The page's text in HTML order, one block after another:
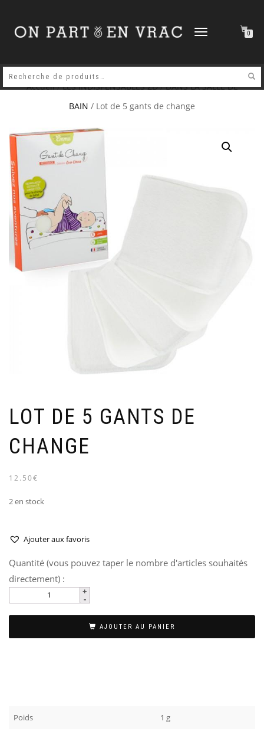
DÉPLIER
0
Accueil/LES INDISPENSABLES ZD/DANS LA SALLE DE
BAIN / Lot de 5 gants de change
LOT DE 5 GANTS DE
CHANGE
12.50€
2 en stock
Ajouter aux favoris
Quantité (vous pouvez taper le nombre d'articles souhaités
directement) :
AJOUTER AU PANIER
Poids 1 g